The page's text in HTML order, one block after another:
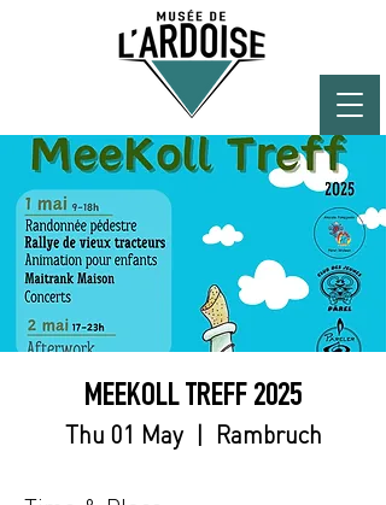
MEEKOLL TREFF 2025
Thu 01 May
  |
Rambruch